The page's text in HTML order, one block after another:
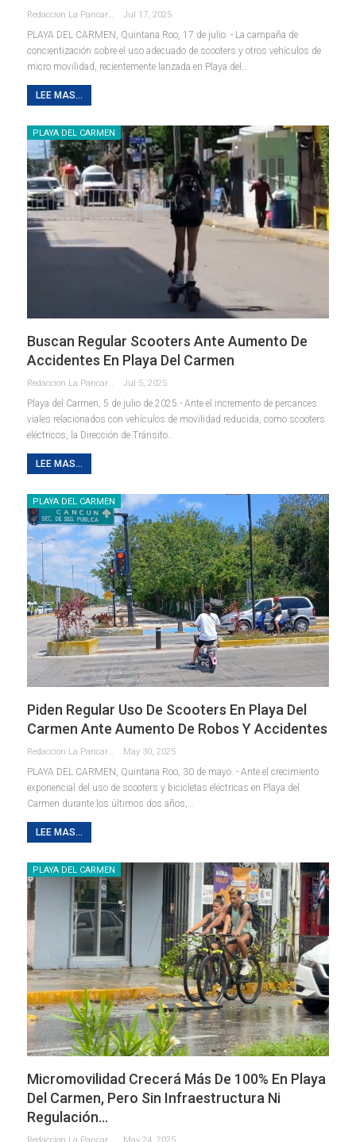
Redaccion La Pancarta De Quintana Roo Jul 17, 2025
PLAYA DEL CARMEN, Quintana Roo, 17 de julio. - La campaña de
concientización sobre el uso adecuado de scooters y otros vehículos de
micro movilidad, recientemente lanzada en Playa del …
LEE MAS...
PLAYA DEL CARMEN
Buscan Regular Scooters Ante Aumento De
Accidentes En Playa Del Carmen
Redaccion La Pancarta De Quintana Roo Jul 5, 2025
Playa del Carmen, 5 de julio de 2025.- Ante el incremento de percances
viales relacionados con vehículos de movilidad reducida, como scooters
eléctricos, la Dirección de Tránsito…
LEE MAS...
PLAYA DEL CARMEN
Piden Regular Uso De Scooters En Playa Del
Carmen Ante Aumento De Robos Y Accidentes
Redaccion La Pancarta De Quintana Roo May 30, 2025
PLAYA DEL CARMEN, Quintana Roo, 30 de mayo. - Ante el crecimiento
exponencial del uso de scooters y bicicletas eléctricas en Playa del
Carmen durante los últimos dos años,…
LEE MAS...
PLAYA DEL CARMEN
Micromovilidad Crecerá Más De 100% En Playa
Del Carmen, Pero Sin Infraestructura Ni
Regulación…
May 24, 2025